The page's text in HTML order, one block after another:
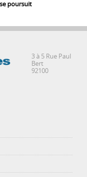
poursuit
3 à 5 Rue Paul
Bert
92100